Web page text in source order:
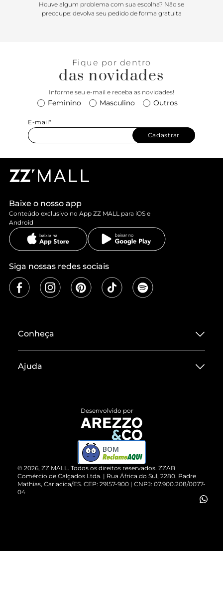
Houve algum problema com sua escolha? Não se
preocupe: devolva seu pedido de forma gratuita
Fique por dentro
das novidades
Informe seu e-mail e receba as novidades!
Feminino Masculino Outros
E-mail*
Cadastrar
Baixe o nosso app
Conteúdo exclusivo no App ZZ MALL para iOS e
Android
Siga nossas redes sociais
Conheça
Termos de Uso
ZZ MALL é confiável
Cartão Presente
Vendas Corporativas
Ajuda
Devolução do Produto
Compre pelo WhatsApp
© 2026, ZZ MALL. Todos os direitos reservados. ZZAB
Comércio de Calçados Ltda. | Rua África do Sul, 2280. Padre
Mathias, Cariacica/ES. CEP: 29157-900 | CNPJ: 07.900.208/0077-
04
Desenvolvido por
BOM